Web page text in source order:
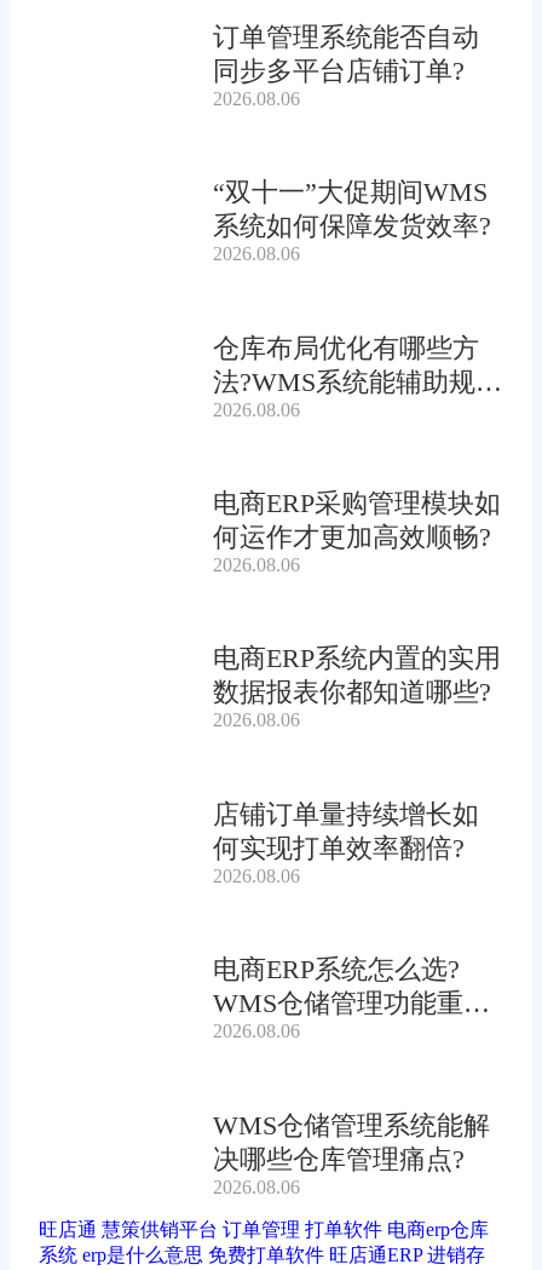
订单管理系统能否自动
同步多平台店铺订单?
2026.08.06
“双十一”大促期间WMS
系统如何保障发货效率?
2026.08.06
仓库布局优化有哪些方
法?WMS系统能辅助规划
吗?
2026.08.06
电商ERP采购管理模块如
何运作才更加高效顺畅?
2026.08.06
电商ERP系统内置的实用
数据报表你都知道哪些?
2026.08.06
店铺订单量持续增长如
何实现打单效率翻倍?
2026.08.06
电商ERP系统怎么选?
WMS仓储管理功能重要
吗?
2026.08.06
WMS仓储管理系统能解
决哪些仓库管理痛点?
2026.08.06
旺店通 慧策供销平台 订单管理 打单软件 电商erp仓库
系统 erp是什么意思 免费打单软件 旺店通ERP 进销存